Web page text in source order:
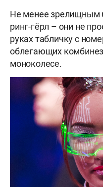
Не менее зрелищным
ринг-гёрл – они не
руках табличку с
облегающих
моноколесе.